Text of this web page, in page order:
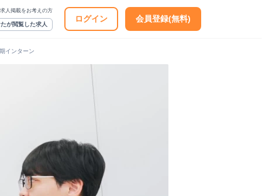
求人掲載をお考えの方
が閲覧した求人
ログイン 会員登録(無料)
インターン